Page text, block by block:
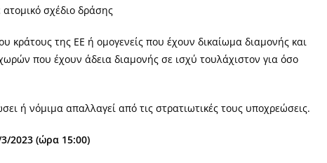
σχέδιο δράσης
κράτους της ΕΕ ή ομογενείς που έχουν δικαίωμα διαμονής και
που έχουν άδεια διαμονής σε ισχύ τουλάχιστον για όσο
ή νόμιμα απαλλαγεί από τις στρατιωτικές τους υποχρεώσεις.
2023 (ώρα 15:00)